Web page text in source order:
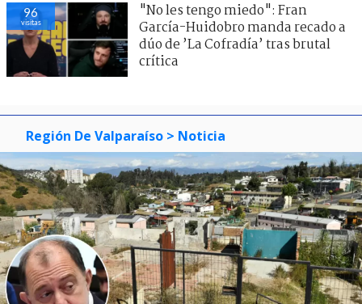
96
visitas
"No les tengo miedo": Fran
García-Huidobro manda recado a
dúo de ’La Cofradía’ tras brutal
crítica
Región De Valparaíso > Noticia